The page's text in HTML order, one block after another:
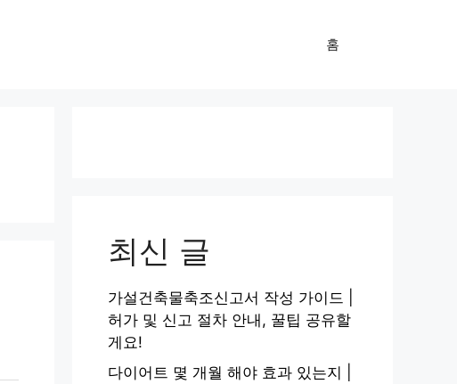
홈
최신 글
가설건축물축조신고서 작성 가이드 |
허가 및 신고 절차 안내, 꿀팁 공유할
게요!
다이어트 몇 개월 해야 효과 있는지 |